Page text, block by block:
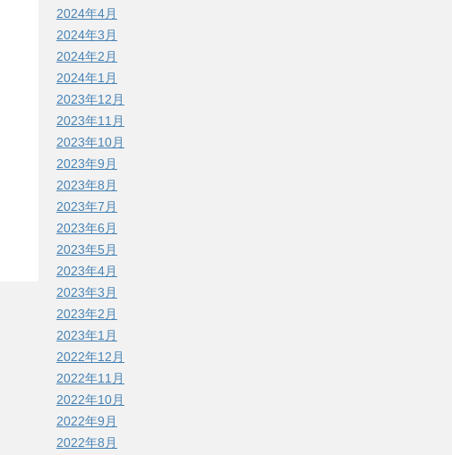
2024年4月
2024年3月
2024年2月
2024年1月
2023年12月
2023年11月
2023年10月
2023年9月
2023年8月
2023年7月
2023年6月
2023年5月
2023年4月
2023年3月
2023年2月
2023年1月
2022年12月
2022年11月
2022年10月
2022年9月
2022年8月